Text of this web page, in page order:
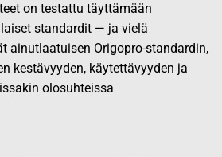
on testattu täyttämään
standardit — ja vielä
ainutlaatuisen Origopro-standardin,
kestävyyden, käytettävyyden ja
olosuhteissa